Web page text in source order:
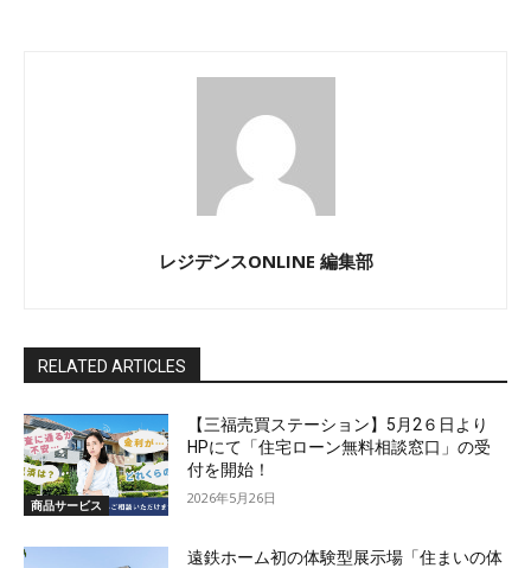
レジデンスONLINE 編集部
RELATED ARTICLES
商品サービス
【三福売買ステーション】5月2６日より
HPにて「住宅ローン無料相談窓口」の受
付を開始！
2026年5月26日
遠鉄ホーム初の体験型展示場「住まいの体